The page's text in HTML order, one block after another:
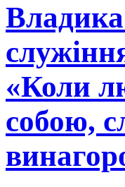
«Коли
собою,